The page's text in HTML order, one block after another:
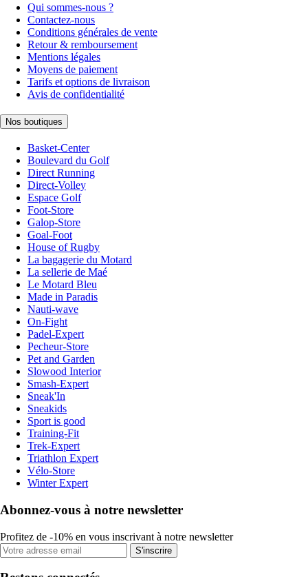
Qui sommes-nous ?
Contactez-nous
Conditions générales de vente
Retour & remboursement
Mentions légales
Moyens de paiement
Tarifs et options de livraison
Avis de confidentialité
Nos boutiques
Basket-Center
Boulevard du Golf
Direct Running
Direct-Volley
Espace Golf
Foot-Store
Galop-Store
Goal-Foot
House of Rugby
La bagagerie du Motard
La sellerie de Maé
Le Motard Bleu
Made in Paradis
Nauti-wave
On-Fight
Padel-Expert
Pecheur-Store
Pet and Garden
Slowood Interior
Smash-Expert
Sneak'In
Sneakids
Sport is good
Training-Fit
Trek-Expert
Triathlon Expert
Vélo-Store
Winter Expert
Abonnez-vous à notre newsletter
Profitez de -10% en vous inscrivant à notre newsletter
S'inscrire